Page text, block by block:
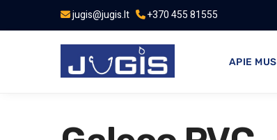
jugis@jugis.lt +370 455 81555
APIE MUS